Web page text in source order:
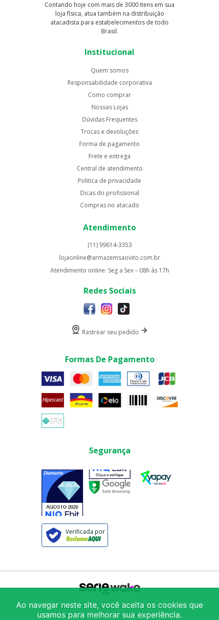
Contando hoje com mais de 3000 itens em sua
loja física, atua também na distribuição
atacadista para estabelecimentos de todo
Brasil.
Institucional
Quem somos
Responsabilidade corporativa
Como comprar
Nossas Lojas
Dúvidas Frequentes
Trocas e devoluções
Forma de pagamento
Frete e entrega
Central de atendimento
Politica de privacidade
Dicas do profissional
Compras no atacado
Atendimento
(11) 99614-3353
lojaonline@armazemsaovito.com.br
Atendimento online: Seg a Sex – 08h às 17h
Redes Sociais
Rastrear seu pedido
Formas De Pagamento
Segurança
Verificada por
© 2025Armazém São Vito Comércio de
Produtos Alimentícios LTDA/ CNPJ:
Ao navegar neste site, você aceita os cookies que
usamos para melhorar sua experiência.